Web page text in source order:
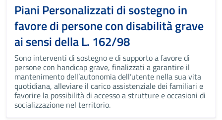
Piani Personalizzati di sostegno in
favore di persone con disabilità grave
ai sensi della L. 162/98
Sono interventi di sostegno e di supporto a favore di
persone con handicap grave, finalizzati a garantire il
mantenimento dell’autonomia dell’utente nella sua vita
quotidiana, alleviare il carico assistenziale dei familiari e
favorire la possibilità di accesso a strutture e occasioni di
socializzazione nel territorio.